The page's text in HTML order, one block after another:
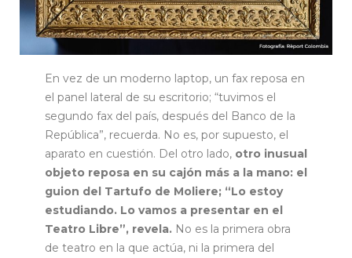
En vez de un moderno laptop, un fax reposa en
el panel lateral de su escritorio; “tuvimos el
segundo fax del país, después del Banco de la
República”, recuerda. No es, por supuesto, el
aparato en cuestión. Del otro lado,otro inusual
objeto reposa en su cajón más a la mano: el
guion del Tartufo de Moliere; “Lo estoy
estudiando. Lo vamos a presentar en el
Teatro Libre”, revela. No es la primera obra
de teatro en la que actúa, ni la primera del